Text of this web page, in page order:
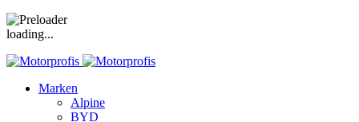
loading...
Marken
Alpine
BYD